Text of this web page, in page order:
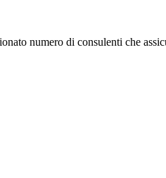
numero di consulenti che